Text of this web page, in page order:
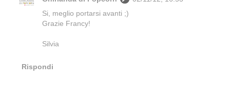
Si, meglio portarsi avanti ;)
Grazie Francy!
Silvia
Rispondi